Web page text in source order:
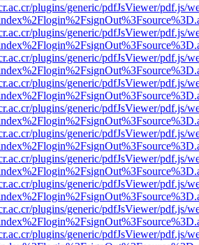
plugins/generic/pdfJsViewer/pdf.js/
plugins/generic/pdfJsViewer/pdf.js/
plugins/generic/pdfJsViewer/pdf.js/
plugins/generic/pdfJsViewer/pdf.js/
plugins/generic/pdfJsViewer/pdf.js/
plugins/generic/pdfJsViewer/pdf.js/
plugins/generic/pdfJsViewer/pdf.js/
plugins/generic/pdfJsViewer/pdf.js/
plugins/generic/pdfJsViewer/pdf.js/
plugins/generic/pdfJsViewer/pdf.js/